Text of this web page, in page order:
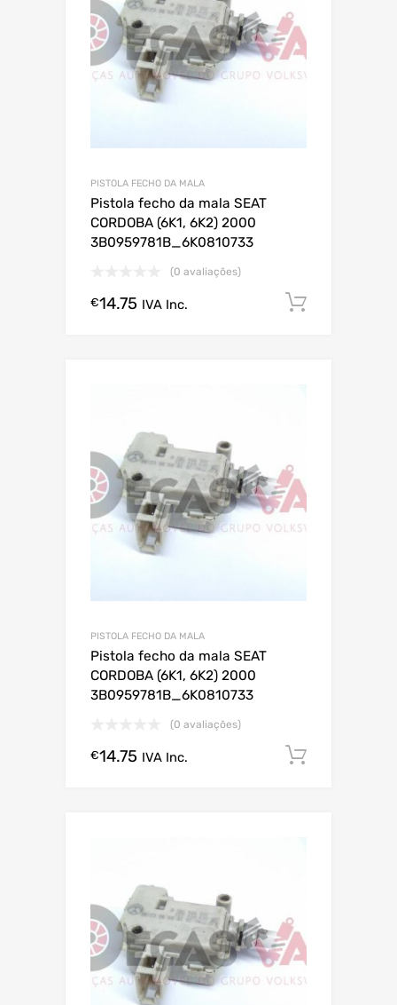
PISTOLA FECHO DA MALA
Pistola fecho da mala SEAT
CORDOBA (6K1, 6K2) 2000
3B0959781B_6K0810733
(0 avaliações)
€14.75 IVA Inc.
PISTOLA FECHO DA MALA
Pistola fecho da mala SEAT
CORDOBA (6K1, 6K2) 2000
3B0959781B_6K0810733
(0 avaliações)
€14.75 IVA Inc.